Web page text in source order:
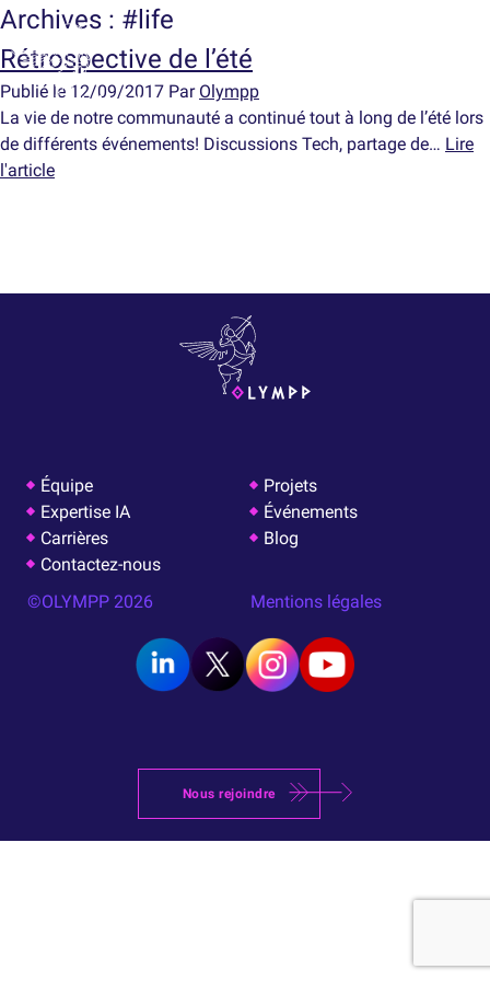
Archives : #life
Rétrospective de l’été
Publié le 12/09/2017 Par Olympp
La vie de notre communauté a continué tout à long de l’été lors
de différents événements! Discussions Tech, partage de… Lire
l'article
Équipe
Projets
Expertise IA
Événements
Carrières
Blog
Contactez-nous
©OLYMPP 2026
Mentions légales
Nous rejoindre